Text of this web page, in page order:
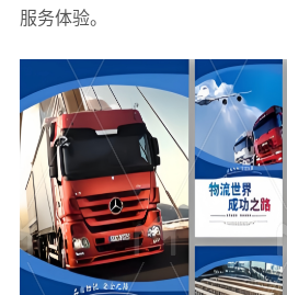
服务体验。